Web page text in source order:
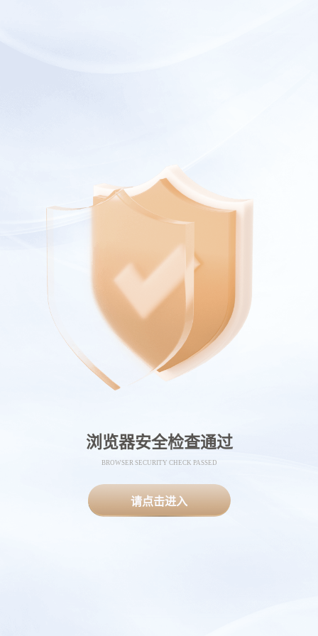
浏览器安全检查通过
BROWSER SECURITY CHECK PASSED
请点击进入